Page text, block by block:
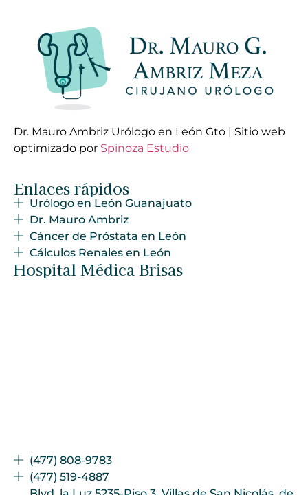
Dr. Mauro Ambriz Urólogo en León Gto | Sitio web
optimizado por Spinoza Estudio
Enlaces rápidos
Urólogo en León Guanajuato
Dr. Mauro Ambriz
Cáncer de Próstata en León
Cálculos Renales en León
Hospital Médica Brisas
(477) 808-9783
(477) 519-4887